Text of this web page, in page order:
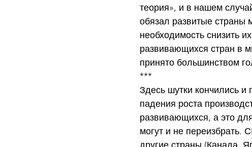
теория», и в нашем
обязал развитые
необходимость снизить
развивающихся стран в
принято большинством
***
Здесь шутки кончились и
падения роста
развивающихся, а это
могут и не переизбрать.